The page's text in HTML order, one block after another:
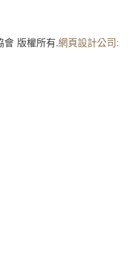
版權所有.網頁設計公司: